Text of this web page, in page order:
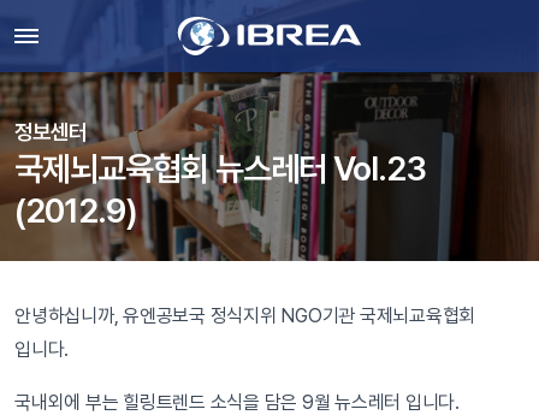
정보센터
국제뇌교육협회 뉴스레터 Vol.23
(2012.9)
안녕하십니까, 유엔공보국 정식지위 NGO기관 국제뇌교육협회
입니다.
국내외에 부는 힐링트렌드 소식을 담은 9월 뉴스레터 입니다.